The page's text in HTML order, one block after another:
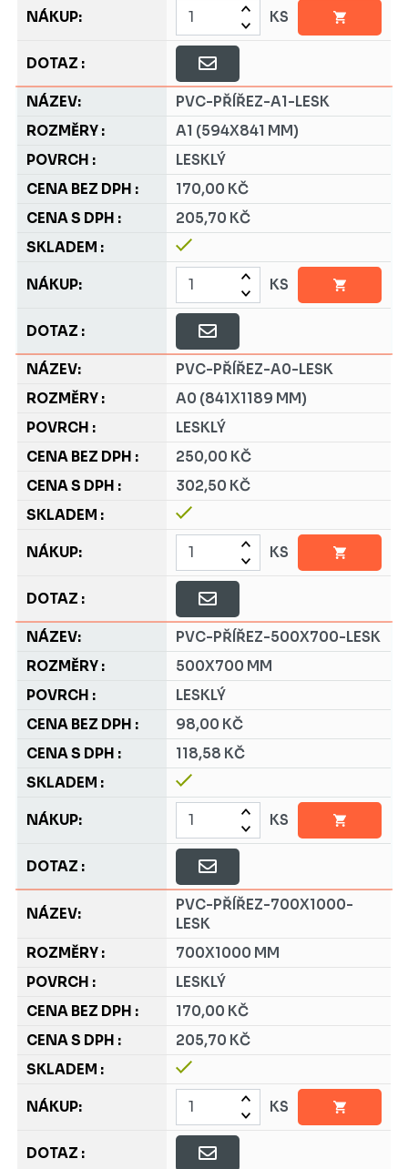
KS
PVC-PŘÍŘEZ-A1-LESK
A1 (594X841 MM)
LESKLÝ
170,00 KČ
205,70 KČ
KS
PVC-PŘÍŘEZ-A0-LESK
A0 (841X1189 MM)
LESKLÝ
250,00 KČ
302,50 KČ
KS
PVC-PŘÍŘEZ-500X700-LESK
500X700 MM
LESKLÝ
98,00 KČ
118,58 KČ
KS
PVC-PŘÍŘEZ-700X1000-
LESK
700X1000 MM
LESKLÝ
170,00 KČ
205,70 KČ
KS